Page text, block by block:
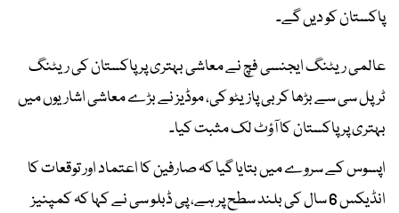
پاکستان کو دیں گے۔
عالمی ریٹنگ ایجنسی فچ نے معاشی بہتری پر پاکستان کی ریٹنگ
ٹرپل سی سے بڑھا کر بی پازیٹو کی، موڈیز نے بڑے معاشی اشاریوں میں
بہتری پر پاکستان کا آؤٹ لک مثبت کیا۔
اپسوس کے سروے میں بتایا گیا کہ صارفین کا اعتماد اور توقعات کا
انڈیکس 6 سال کی بلند سطح پر ہے، پی ڈبلو سی نے کہا کہ کمپنیز